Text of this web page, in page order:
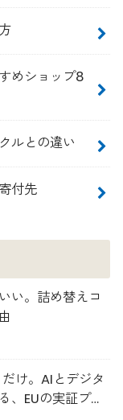
めショップ8
ルとの違い
付先
い。詰め替えコ
け。AIとデジタ
、EUの実証プロ